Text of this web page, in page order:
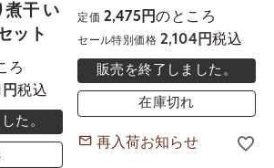
煮干 い
ット
ろ
税込
た。
定価 2,475 のところ
セール特別価格 2,104 税込
販売を終了しました。
在庫切れ
再入荷お知らせ